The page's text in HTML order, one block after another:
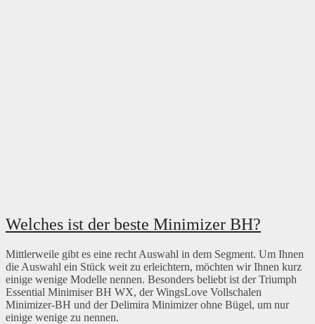
Welches ist der beste Minimizer BH?
Mittlerweile gibt es eine recht Auswahl in dem Segment. Um Ihnen
die Auswahl ein Stück weit zu erleichtern, möchten wir Ihnen kurz
einige wenige Modelle nennen. Besonders beliebt ist der Triumph
Essential Minimiser BH WX, der WingsLove Vollschalen
Minimizer-BH und der Delimira Minimizer ohne Bügel, um nur
einige wenige zu nennen.